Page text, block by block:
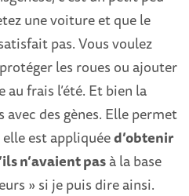
une voiture et que le
pas. Vous voulez
les roues ou ajouter
frais l’été. Et bien la
avec des gènes. Elle permet
est appliquéed’obtenir
n’avaient pasà la base
» si je puis dire ainsi.